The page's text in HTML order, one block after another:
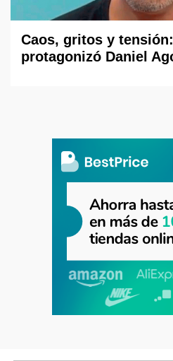
Caos, gritos y
protagonizó Daniel